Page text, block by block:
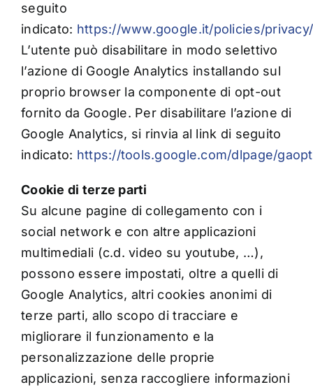
seguito
indicato: https://www.google.it/policies/
L’utente può disabilitare in modo selettivo
l’azione di Google Analytics installando sul
proprio browser la componente di opt-out
fornito da Google. Per disabilitare l’azione di
Google Analytics, si rinvia al link di seguito
indicato: https://tools.google.com/dlpage/
Cookie di terze parti
Su alcune pagine di collegamento con i
social network e con altre applicazioni
multimediali (c.d. video su youtube, …),
possono essere impostati, oltre a quelli di
Google Analytics, altri cookies anonimi di
terze parti, allo scopo di tracciare e
migliorare il funzionamento e la
personalizzazione delle proprie
applicazioni, senza raccogliere informazioni